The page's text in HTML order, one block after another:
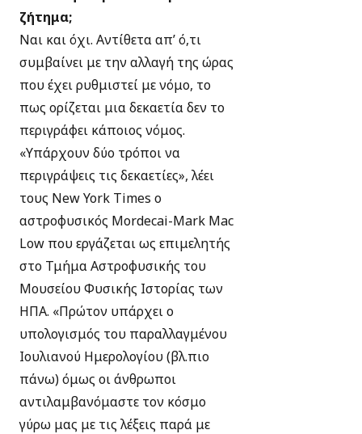
ζήτημα;
Ναι και όχι. Αντίθετα απ’ ό,τι
συμβαίνει με την αλλαγή της ώρας
που έχει ρυθμιστεί με νόμο, το
πως ορίζεται μια δεκαετία δεν το
περιγράφει κάποιος νόμος.
«Υπάρχουν δύο τρόποι να
περιγράψεις τις δεκαετίες», λέει
τους New York Times ο
αστροφυσικός Mordecai-Mark Mac
Low που εργάζεται ως επιμελητής
στο Τμήμα Αστροφυσικής του
Μουσείου Φυσικής Ιστορίας των
ΗΠΑ. «Πρώτον υπάρχει ο
υπολογισμός του παραλλαγμένου
Ιουλιανού Ημερολογίου (βλ.πιο
πάνω) όμως οι άνθρωποι
αντιλαμβανόμαστε τον κόσμο
γύρω μας με τις λέξεις παρά με